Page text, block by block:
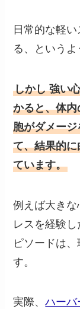
日常的な軽
る、というよ
しかし 強い
かると、体
胞がダメー
て、結果的
ています。
例えば大きな
レスを経験
ピソードは
す。
実際、ハーバ